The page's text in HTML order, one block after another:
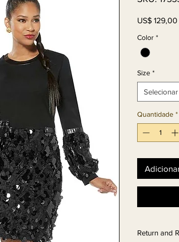
US$ 129,00
Color *
Size *
Selecionar
Quantidade *
Return and